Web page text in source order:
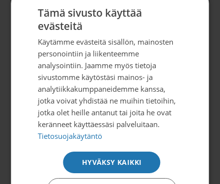
Yhteystiedot
Satakunnan Syöpäyhdistys
Yrjönkatu 2 (2 krs)
28100 PORI
02 6305 750 (Avoinna ma-to klo 9-15)
toimisto@satakunnansyopayhdistys.fi
Y-tunnus 0288843-7
Palvelemme
Toimisto avoinna ma-to kello 9 – 15
Vastaanotot ajanvarauksella
Tämä sivusto käyttää
evästeitä
Käytämme evästeitä sisällön, mainosten
personointiin ja liikenteemme
analysointiin. Jaamme myös tietoja
sivustomme käytöstäsi mainos- ja
analytiikkakumppaneidemme kanssa,
jotka voivat yhdistää ne muihin tietoihin,
jotka olet heille antanut tai joita he ovat
keränneet käyttäessäsi palveluitaan.
Tietosuojakäytäntö
HYVÄKSY KAIKKI